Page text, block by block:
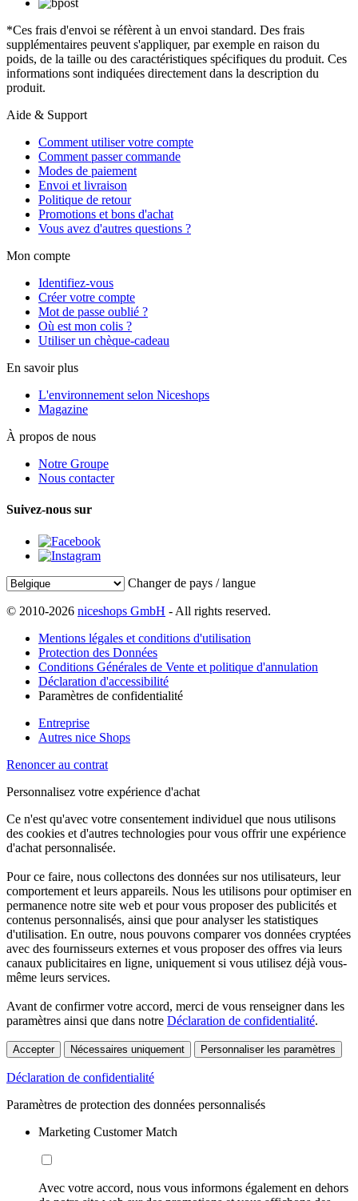
*Ces frais d'envoi se réfèrent à un envoi standard. Des frais
supplémentaires peuvent s'appliquer, par exemple en raison du
poids, de la taille ou des caractéristiques spécifiques du produit. Ces
informations sont indiquées directement dans la description du
produit.
Aide & Support
Comment utiliser votre compte
Comment passer commande
Modes de paiement
Envoi et livraison
Politique de retour
Promotions et bons d'achat
Vous avez d'autres questions ?
Mon compte
Identifiez-vous
Créer votre compte
Mot de passe oublié ?
Où est mon colis ?
Utiliser un chèque-cadeau
En savoir plus
L'environnement selon Niceshops
Magazine
À propos de nous
Notre Groupe
Nous contacter
Suivez-nous sur
Changer de pays / langue
© 2010-2026 niceshops GmbH - All rights reserved.
Mentions légales et conditions d'utilisation
Protection des Données
Conditions Générales de Vente et politique d'annulation
Déclaration d'accessibilité
Paramètres de confidentialité
Entreprise
Autres nice Shops
Renoncer au contrat
Personnalisez votre expérience d'achat
Ce n'est qu'avec votre consentement individuel que nous utilisons
des cookies et d'autres technologies pour vous offrir une expérience
d'achat personnalisée.
Pour ce faire, nous collectons des données sur nos utilisateurs, leur
comportement et leurs appareils. Nous les utilisons pour optimiser en
permanence notre site web et pour vous proposer des publicités et
contenus personnalisés, ainsi que pour analyser les statistiques
d'utilisation. En outre, nous pouvons comparer vos données cryptées
avec des fournisseurs externes et vous proposer des offres via leurs
canaux publicitaires en ligne, uniquement si vous utilisez déjà vous-
même leurs services.
Avant de confirmer votre accord, merci de vous renseigner dans les
paramètres ainsi que dans notre Déclaration de confidentialité.
Accepter Nécessaires uniquement Personnaliser les paramètres
Déclaration de confidentialité
Paramètres de protection des données personnalisés
Marketing Customer Match
Avec votre accord, nous vous informons également en dehors